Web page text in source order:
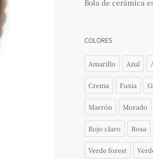
Bola de cerámica
COLORES
Amarillo Azul
Crema Fuxia
Marrón Morado
Rojo claro Rosa
Verde forest